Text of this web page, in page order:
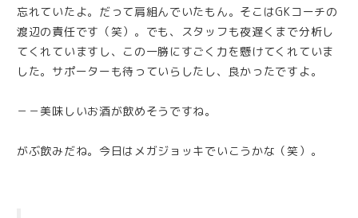
忘れていたよ。だって肩組んでいたもん。そこはGKコーチの
渡辺の責任です（笑）。でも、スタッフも夜遅くまで分析し
てくれていますし、この一勝にすごく力を懸けてくれていま
した。サポーターも待っていらしたし、良かったですよ。
－－美味しいお酒が飲めそうですね。
がぶ飲みだね。今日はメガジョッキでいこうかな（笑）。